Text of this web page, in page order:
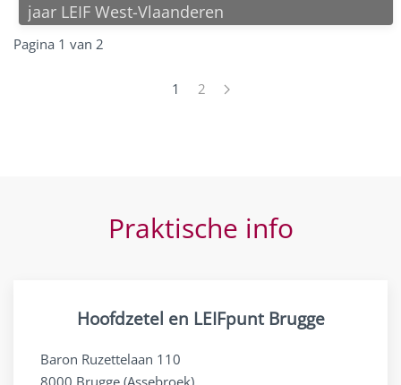
jaar LEIF West-Vlaanderen
Pagina 1 van 2
1 2
Praktische info
Hoofdzetel en LEIFpunt Brugge
Baron Ruzettelaan 110
8000 Brugge (Assebroek)